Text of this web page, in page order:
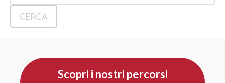
per:
Scopri i nostri percorsi